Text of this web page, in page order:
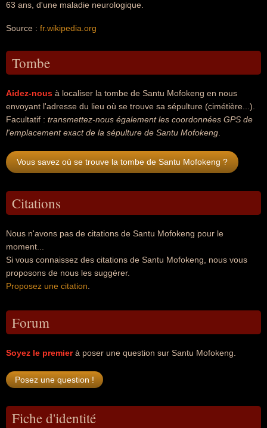
63 ans, d'une maladie neurologique.
Source : fr.wikipedia.org
Tombe
Aidez-nous à localiser la tombe de Santu Mofokeng en nous
envoyant l'adresse du lieu où se trouve sa sépulture (cimétière...).
Facultatif : transmettez-nous également les coordonnées GPS de
l'emplacement exact de la sépulture de Santu Mofokeng
Vous savez où se trouve la tombe de Santu Mofokeng ?
Citations
Nous n'avons pas de citations de Santu Mofokeng pour le
moment...
Si vous connaissez des citations de Santu Mofokeng, nous vous
proposons de nous les suggérer.
Proposez une citation
Forum
Soyez le premierà poser une question sur Santu Mofokeng.
Fiche d'identité